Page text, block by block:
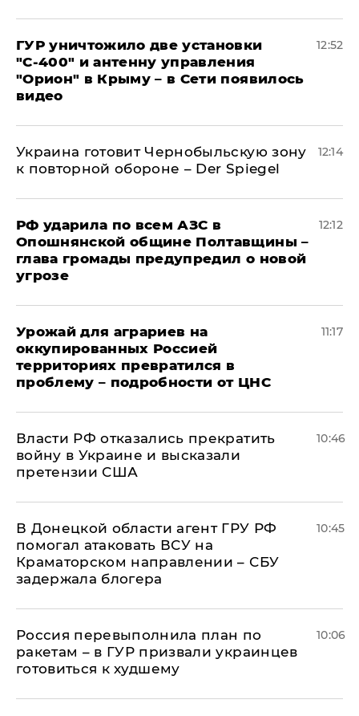
ГУР уничтожило две установки
"С‑400" и антенну управления
"Орион" в Крыму – в Сети появилось
видео
12:52
Украина готовит Чернобыльскую зону
к повторной обороне – Der Spiegel
12:14
РФ ударила по всем АЗС в
Опошнянской общине Полтавщины –
глава громады предупредил о новой
угрозе
12:12
Урожай для аграриев на
оккупированных Россией
территориях превратился в
проблему – подробности от ЦНС
11:17
Власти РФ отказались прекратить
войну в Украине и высказали
претензии США
10:46
В Донецкой области агент ГРУ РФ
помогал атаковать ВСУ на
Краматорском направлении – СБУ
задержала блогера
10:45
Россия перевыполнила план по
ракетам – в ГУР призвали украинцев
готовиться к худшему
10:06